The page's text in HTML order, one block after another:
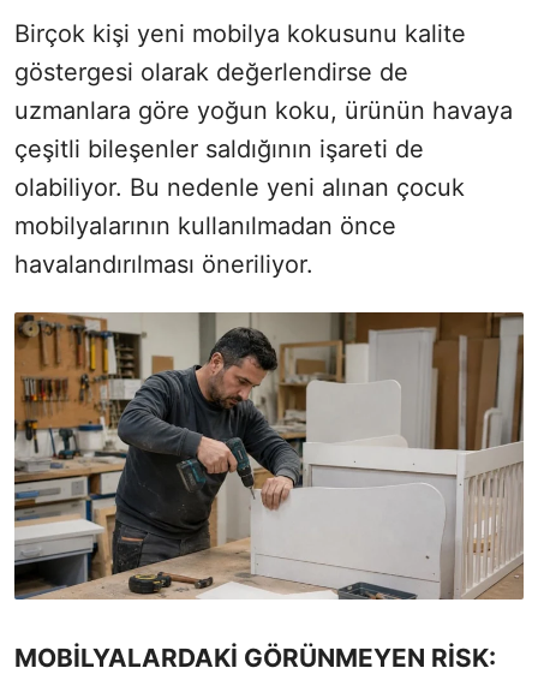
Birçok kişi yeni mobilya kokusunu kalite
göstergesi olarak değerlendirse de
uzmanlara göre yoğun koku, ürünün havaya
çeşitli bileşenler saldığının işareti de
olabiliyor. Bu nedenle yeni alınan çocuk
mobilyalarının kullanılmadan önce
havalandırılması öneriliyor.
MOBİLYALARDAKİ GÖRÜNMEYEN RİSK: